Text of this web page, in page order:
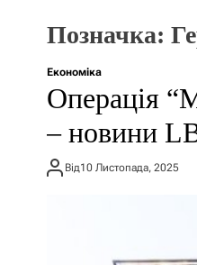
Позначка:
Економіка
Операція
– новини
Від10 Листопада, 2025